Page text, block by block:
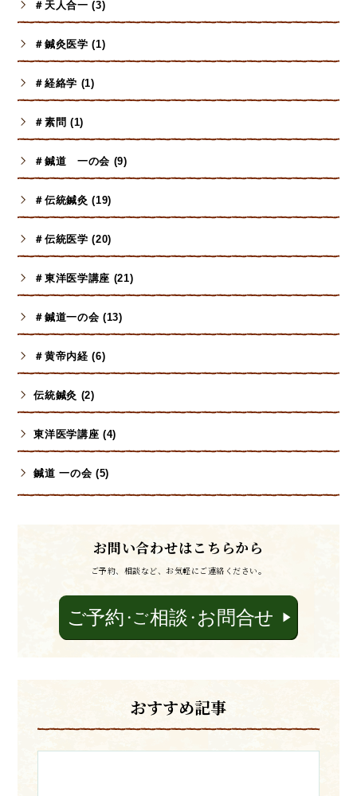
＃天人合一 (3)
＃鍼灸医学 (1)
＃経絡学 (1)
＃素問 (1)
＃鍼道 一の会 (9)
＃伝統鍼灸 (19)
＃伝統医学 (20)
＃東洋医学講座 (21)
＃鍼道一の会 (13)
＃黄帝内経 (6)
伝統鍼灸 (2)
東洋医学講座 (4)
鍼道 一の会 (5)
お問い合わせはこちらから
ご予約、相談など、お気軽にご連絡ください。
おすすめ記事